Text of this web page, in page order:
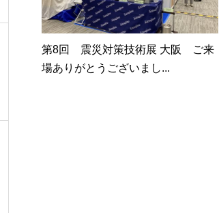
第8回 震災対策技術展 大阪 ご来
場ありがとうございまし...